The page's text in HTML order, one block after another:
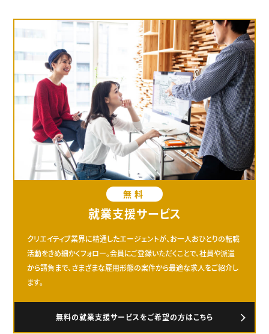
無料
就業支援サービス
クリエイティブ業界に精通したエージェントが、お一人おひとりの転職
活動をきめ細かくフォロー。会員にご登録いただくことで、社員や派遣
から請負まで、さまざまな雇用形態の案件から最適な求人をご紹介し
ます。
無料の就業支援サービスをご希望の方はこちら